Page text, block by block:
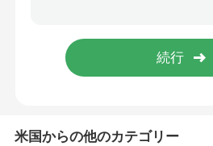
サーバー棚のキャビネット
前もって設定されたPTOボッ
米国からの他のカテゴリー